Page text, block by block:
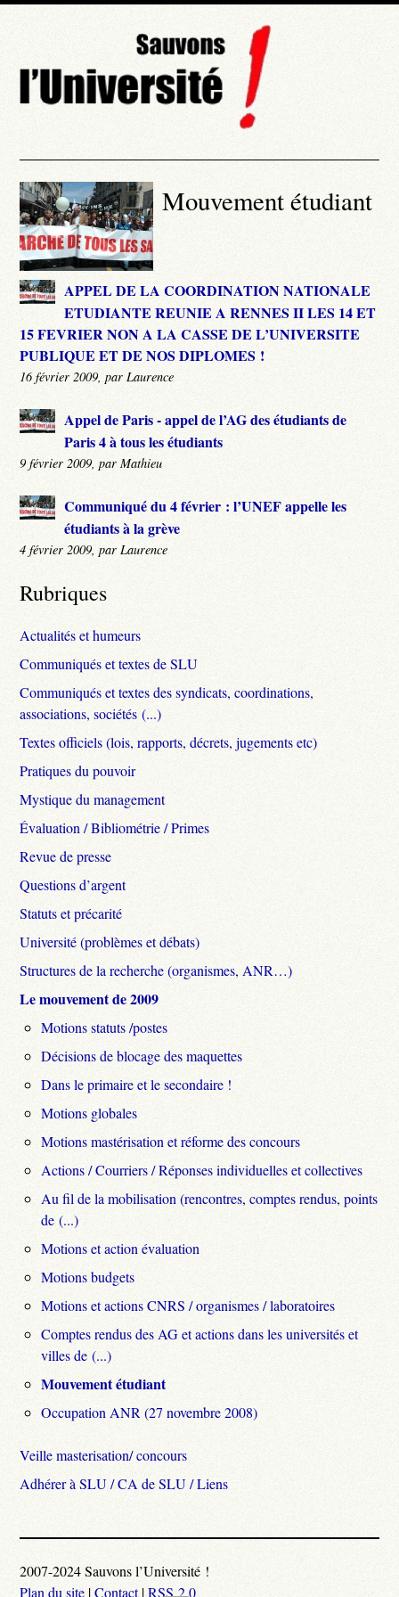
Mouvement étudiant
APPEL DE LA COORDINATION NATIONALE
ETUDIANTE REUNIE A RENNES II LES 14 ET
15 FEVRIER NON A LA CASSE DE L’UNIVERSITE
PUBLIQUE ET DE NOS DIPLOMES !
16 février 2009, par Laurence
Appel de Paris - appel de l’AG des étudiants de
Paris 4 à tous les étudiants
9 février 2009, par Mathieu
Communiqué du 4 février : l’UNEF appelle les
étudiants à la grève
4 février 2009, par Laurence
Rubriques
Actualités et humeurs
Communiqués et textes de SLU
Communiqués et textes des syndicats, coordinations,
associations, sociétés (...)
Textes officiels (lois, rapports, décrets, jugements etc)
Pratiques du pouvoir
Mystique du management
Évaluation / Bibliométrie / Primes
Revue de presse
Questions d’argent
Statuts et précarité
Université (problèmes et débats)
Structures de la recherche (organismes, ANR…)
Le mouvement de 2009
Motions statuts /postes
Décisions de blocage des maquettes
Dans le primaire et le secondaire !
Motions globales
Motions mastérisation et réforme des concours
Actions / Courriers / Réponses individuelles et collectives
Au fil de la mobilisation (rencontres, comptes rendus, points
de (...)
Motions et action évaluation
Motions budgets
Motions et actions CNRS / organismes / laboratoires
Comptes rendus des AG et actions dans les universités et
villes de (...)
Mouvement étudiant
Occupation ANR (27 novembre 2008)
Veille masterisation/ concours
Adhérer à SLU / CA de SLU / Liens
2007-2024 Sauvons l’Université !
Plan du site |Contact|RSS 2.0